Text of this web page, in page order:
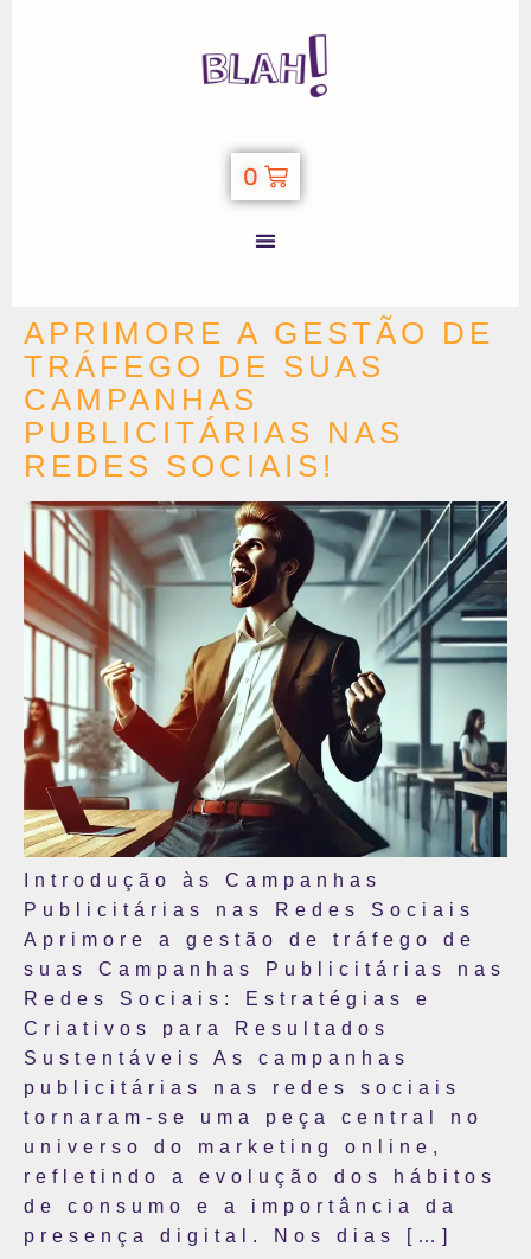
0
APRIMORE A GESTÃO DE
TRÁFEGO DE SUAS
CAMPANHAS
PUBLICITÁRIAS NAS
REDES SOCIAIS!
Introdução às Campanhas
Publicitárias nas Redes Sociais
Aprimore a gestão de tráfego de
suas Campanhas Publicitárias nas
Redes Sociais: Estratégias e
Criativos para Resultados
Sustentáveis As campanhas
publicitárias nas redes sociais
tornaram-se uma peça central no
universo do marketing online,
refletindo a evolução dos hábitos
de consumo e a importância da
presença digital. Nos dias […]